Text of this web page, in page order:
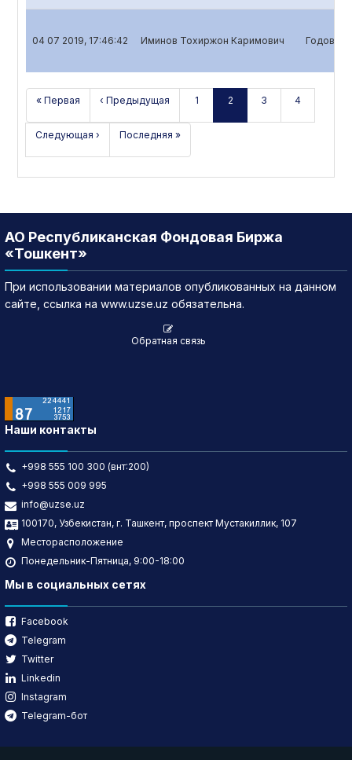
04 07 2019, 17:46:42 Иминов Тохиржон Каримович Годовой
« Первая ‹ Предыдущая 1 2 3 4
Следующая › Последняя »
АО Республиканская Фондовая Биржа
«Тошкент»
При использовании материалов опубликованных на данном
сайте, ссылка на www.uzse.uz обязательна.
Обратная связь
Наши контакты
+998 555 100 300 (внт:200)
+998 555 009 995
info@uzse.uz
100170, Узбекистан, г. Ташкент, проспект Мустакиллик, 107
Месторасположение
Понедельник-Пятница, 9:00-18:00
Мы в социальных сетях
Facebook
Telegram
Twitter
Linkedin
Instagram
Telegram-бот